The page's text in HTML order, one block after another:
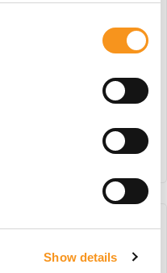
Show details
332,75
BESTEL NU!